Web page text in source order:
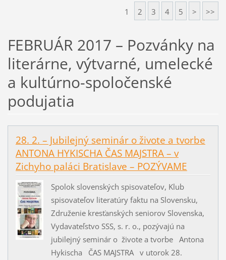
1 2 3 4 5 > >>
FEBRUÁR 2017 – Pozvánky na
literárne, výtvarné, umelecké
a kultúrno-spoločenské
podujatia
28. 2. – Jubilejný seminár o živote a tvorbe
ANTONA HYKISCHA ČAS MAJSTRA – v
Zichyho paláci Bratislave – POZÝVAME
Spolok slovenských spisovateľov, Klub
spisovateľov literatúry faktu na Slovensku,
Združenie kresťanských seniorov Slovenska,
Vydavateľstvo SSS, s. r. o., pozývajú na
jubilejný seminár o živote a tvorbe Antona
Hykischa ČAS MAJSTRA v utorok 28.